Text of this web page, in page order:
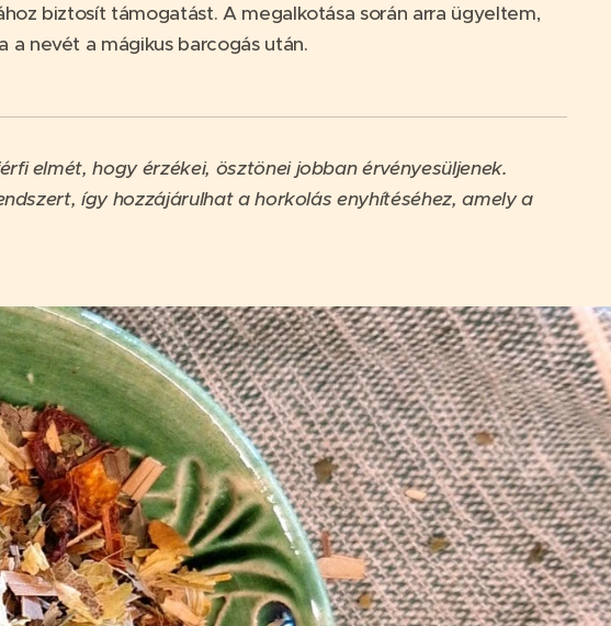
biztosít támogatást. A megalkotása során arra ügyeltem,
a nevét a mágikus barcogás után.
elmét, hogy érzékei, ösztönei jobban érvényesüljenek.
így hozzájárulhat a horkolás enyhítéséhez, amely a